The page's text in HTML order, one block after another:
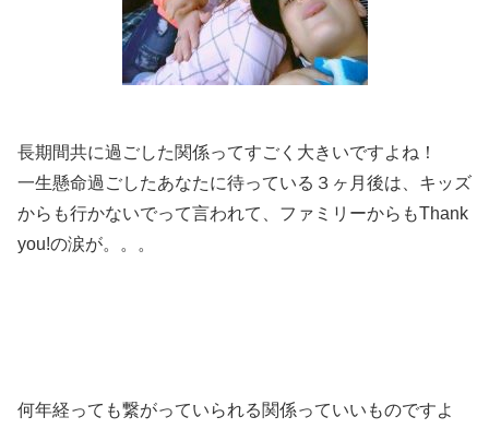
長期間共に過ごした関係ってすごく大きいですよね！
一生懸命過ごしたあなたに待っている３ヶ月後は、キッズ
からも行かないでって言われて、ファミリーからもThank
you!の涙が。。。
何年経っても繋がっていられる関係っていいものですよ